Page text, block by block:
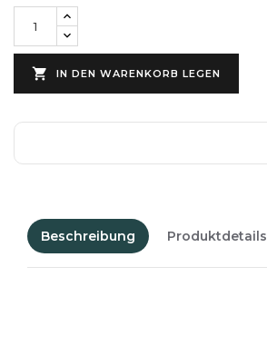
 IN DEN WARENKORB LEGEN
Beschreibung Produktdetails